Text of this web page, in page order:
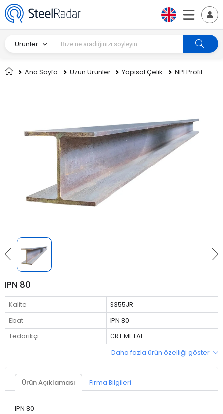
Ürünler
Ana Sayfa Uzun Ürünler Yapısal Çelik NPI Profil
IPN 80
Kalite
S355JR
Ebat
IPN 80
Tedarikçi
CRT METAL
Daha fazla ürün özelliği göster
Ürün Açıklaması Firma Bilgileri
IPN 80